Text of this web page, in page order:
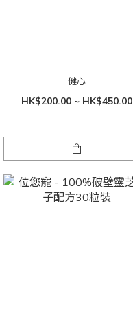
健心
HK$200.00 ~ HK$450.00